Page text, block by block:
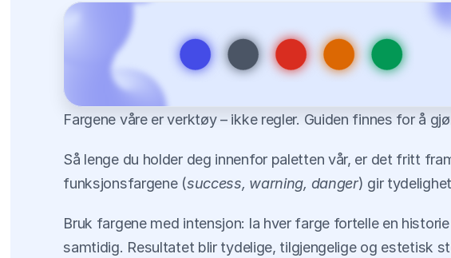
Fargene våre er verktøy – ikke regler. Guiden finnes for å
Så lenge du holder deg innenfor paletten vår, er det fritt
funksjonsfargene (success, warning, danger) gir
Bruk fargene med intensjon: la hver farge fortelle en
samtidig. Resultatet blir tydelige, tilgjengelige og estetisk